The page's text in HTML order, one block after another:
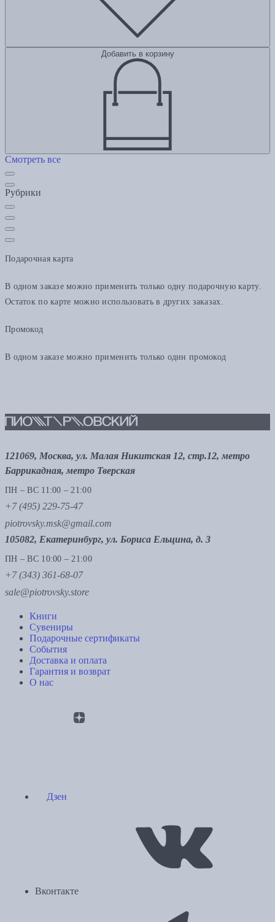
Добавить в корзину
Смотреть все
Рубрики
Подарочная карта
В одном заказе можно применить только одну подарочную карту.
Остаток по карте можно использовать в других заказах.
Промокод
В одном заказе можно применить только один промокод
121069, Москва, ул. Малая Никитская 12, стр.12, метро
Баррикадная, метро Тверская
ПН – ВС 11:00 – 21:00
+7 (495) 229-75-47
piotrovsky.msk@gmail.com
105082, Екатеринбург, ул. Бориса Ельцина, д. 3
ПН – ВС 10:00 – 21:00
+7 (343) 361-68-07
sale@piotrovsky.store
Книги
Сувениры
Подарочные сертификаты
События
Доставка и оплата
Гарантия и возврат
О нас
Дзен
Вконтакте